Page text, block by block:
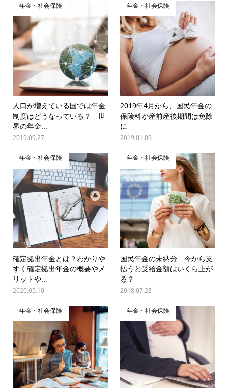
年金・社会保険
人口が増えている国では年金
制度はどうなっている？ 世
界の年金...
2019.09.27
年金・社会保険
2019年4月から、国民年金の
保険料が産前産後期間は免除
に
2019.01.09
年金・社会保険
確定拠出年金とは？わかりや
すく確定拠出年金の概要やメ
リットや...
2020.05.10
年金・社会保険
国民年金の未納分 今から支
払うと受給金額はいくら上が
る？
2018.07.23
年金・社会保険 年金・社会保険